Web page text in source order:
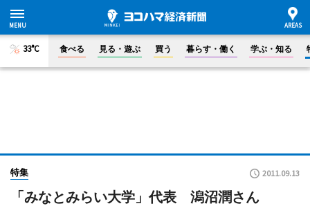
33°C 食べる 見る・遊ぶ 買う 暮らす・働く 学ぶ・知る
特集 2011.09.13
「みなとみらい大学」代表 潟沼潤さん